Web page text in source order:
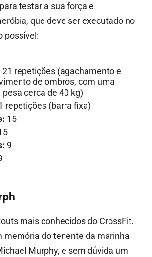
testar a sua força e
que deve ser executado no
possível:
21 repetições (agachamento e
de ombros, com uma
pesa cerca de 40 kg)
repetições (barra fixa)
15
9
mais conhecidos do CrossFit.
memória do tenente da marinha
Murphy, e sem dúvida um